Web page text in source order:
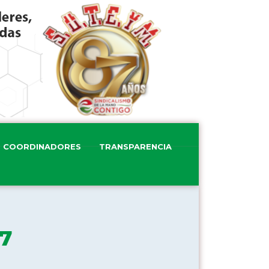
COORDINADORES TRANSPARENCIA